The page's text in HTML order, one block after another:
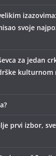
svoje
za jedan
kulturnom
prvi izbor,